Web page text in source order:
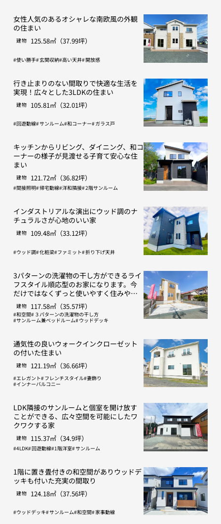
女性人気のあるオシャレな南欧風の外観
の住まい
建物 125.58㎡（37.99坪）
使い勝手 玄関収納 高い天井 開放感
行き止まりのない間取りで快適な生活を
実現！広々とした3LDKの住まい
建物 105.81㎡（32.01坪）
回遊動線 サンルーム 和コーナー ガラス戸
キッチンからリビング、ダイニング、和コ
ーナーの様子が見渡せる子育て安心な住
まい
建物 121.72㎡（36.82坪）
間接照明 帰宅動線 洋和隣接 2階サンルーム
インダストリアルな演出にウッド調のナ
チュラルさが心地のいい家
建物 109.48㎡（33.12坪）
ウッド調 化粧梁 ファミット 折り下げ天井
3パターンの洗濯物の干し方ができるライ
フスタイル順応型のお家になります。今
だけではなくずっと使いやすく住みやす
い間取りを目指しました。
建物 117.58㎡（35.57坪）
和空間 ３パターンの洗濯物の干し方
サンルーム兼ベッドルーム ウッドデッキ
通気性の良いウォークインクローゼット
の付いた住まい
建物 121.19㎡（36.66坪）
エレガント フレンチスタイル 妻飾り
インナーバルコニー
LDK隣接のサンルームと個室を開け放す
ことができる、広々空間を可能にしたワ
クワクする家
建物 115.37㎡（34.9坪）
4LDK 回遊動線 1階洋室 サンルーム
1階に置き畳付きの和空間がありウッドデ
ッキも付いた充実の間取り
建物 124.18㎡（37.56坪）
ウッドデッキ サンルーム 和空間 家事動線